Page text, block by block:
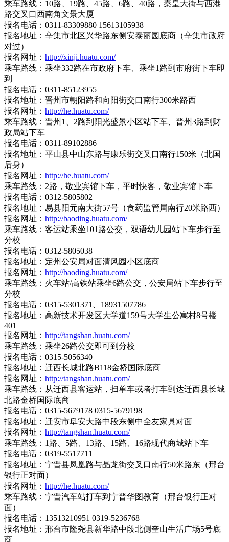
乘车路线：10路、19路、45路、6路、40路，秦皇大街与西港
路交叉口西南角文景大厦
报名电话：0311-83309880 15613105938
报名地址：辛集市北区兴华路东侧安泰丽园底商（辛集市政府
对过）
报名网址： http://xinji.huatu.com/
乘车路线：乘坐332路在市政府下车、乘坐1路到市府街下车即
到
报名电话：0311-85123955
报名地址：晋州市朝阳路和向阳街交口南行300米路西
报名网址： http://he.huatu.com/
乘车路线：晋州1、2路到阳光盛景小区站下车、晋州3路到财
政局站下车
报名电话：0311-89102886
报名地址：平山县中山东路与康乐街交叉口南行150米（北国
后身）
报名网址： http://he.huatu.com/
乘车路线：2路，敬业宾馆下车，平时快客，敬业宾馆下车
报名电话：0312-5805802
报名地址：易县阳元南大街57号（食药监管局南行20米路西）
报名网址： http://baoding.huatu.com/
乘车路线：客运站乘坐101路公交，双语幼儿园站下车步行至
分校
报名电话：0312-5805038
报名地址：定州公安局对面清风园小区底商
报名网址： http://baoding.huatu.com/
乘车路线：火车站/高铁站乘坐6路公交，公安局站下车步行至
分校
报名电话：0315-5301371、18931507786
报名地址：高新技术开发区大学道159号大学生公寓村8号楼
401
报名网址： http://tangshan.huatu.com/
乘车路线：乘坐26路公交即可到分校
报名电话：0315-5056340
报名地址：迁西长城北路B118金桥国际底商
报名网址： http://tangshan.huatu.com/
乘车路线：从迁西县客运站，扫单车或者打车到达迁西县长城
北路金桥国际底商
报名电话：0315-5679178 0315-5679198
报名地址：迁安市阜安大路中段东侧中全友家具对面
报名网址： http://tangshan.huatu.com/
乘车路线：1路、5路、13路、15路、16路现代商城站下车
报名电话：0319-5517711
报名地址：宁晋县凤凰路与晶龙街交叉口南行50米路东（邢台
银行正对面）
报名网址： http://he.huatu.com/
乘车路线：宁晋汽车站打车到宁晋华图教育（邢台银行正对
面）
报名电话：13513210951 0319-5236768
报名地址：邢台市隆尧县新华路中段北侧奎山生活广场5号底
商